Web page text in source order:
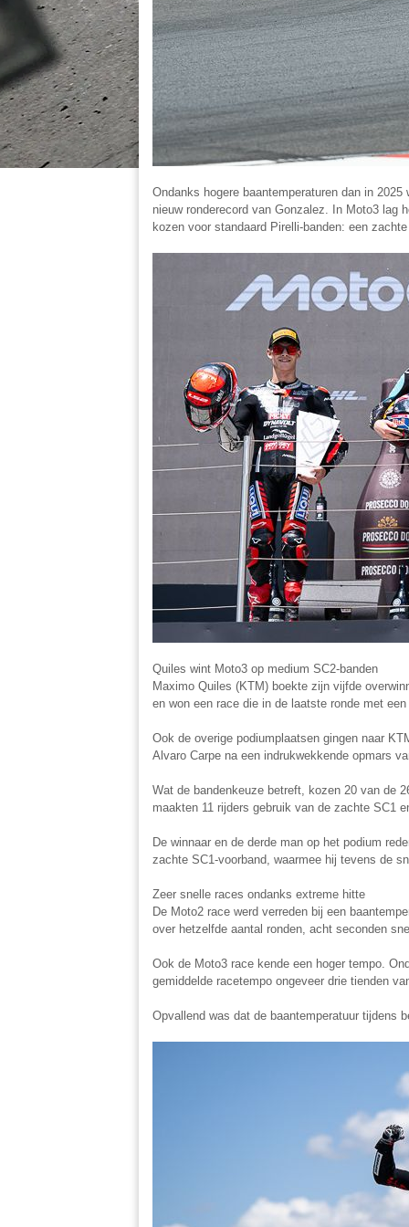
Ondanks hogere baantemperaturen dan in
nieuw ronderecord van Gonzalez. In Moto3 lag
kozen voor standaard Pirelli-banden: een
Quiles wint Moto3 op medium SC2-banden
Maximo Quiles (KTM) boekte zijn vijfde
en won een race die in de laatste ronde met
Ook de overige podiumplaatsen gingen naar
Alvaro Carpe na een indrukwekkende opmars
Wat de bandenkeuze betreft, kozen 20 van de
maakten 11 rijders gebruik van de zachte SC1
De winnaar en de derde man op het podium
zachte SC1-voorband, waarmee hij tevens de
Zeer snelle races ondanks extreme hitte
De Moto2 race werd verreden bij een
over hetzelfde aantal ronden, acht seconden
Ook de Moto3 race kende een hoger tempo.
gemiddelde racetempo ongeveer drie tienden
Opvallend was dat de baantemperatuur tijdens